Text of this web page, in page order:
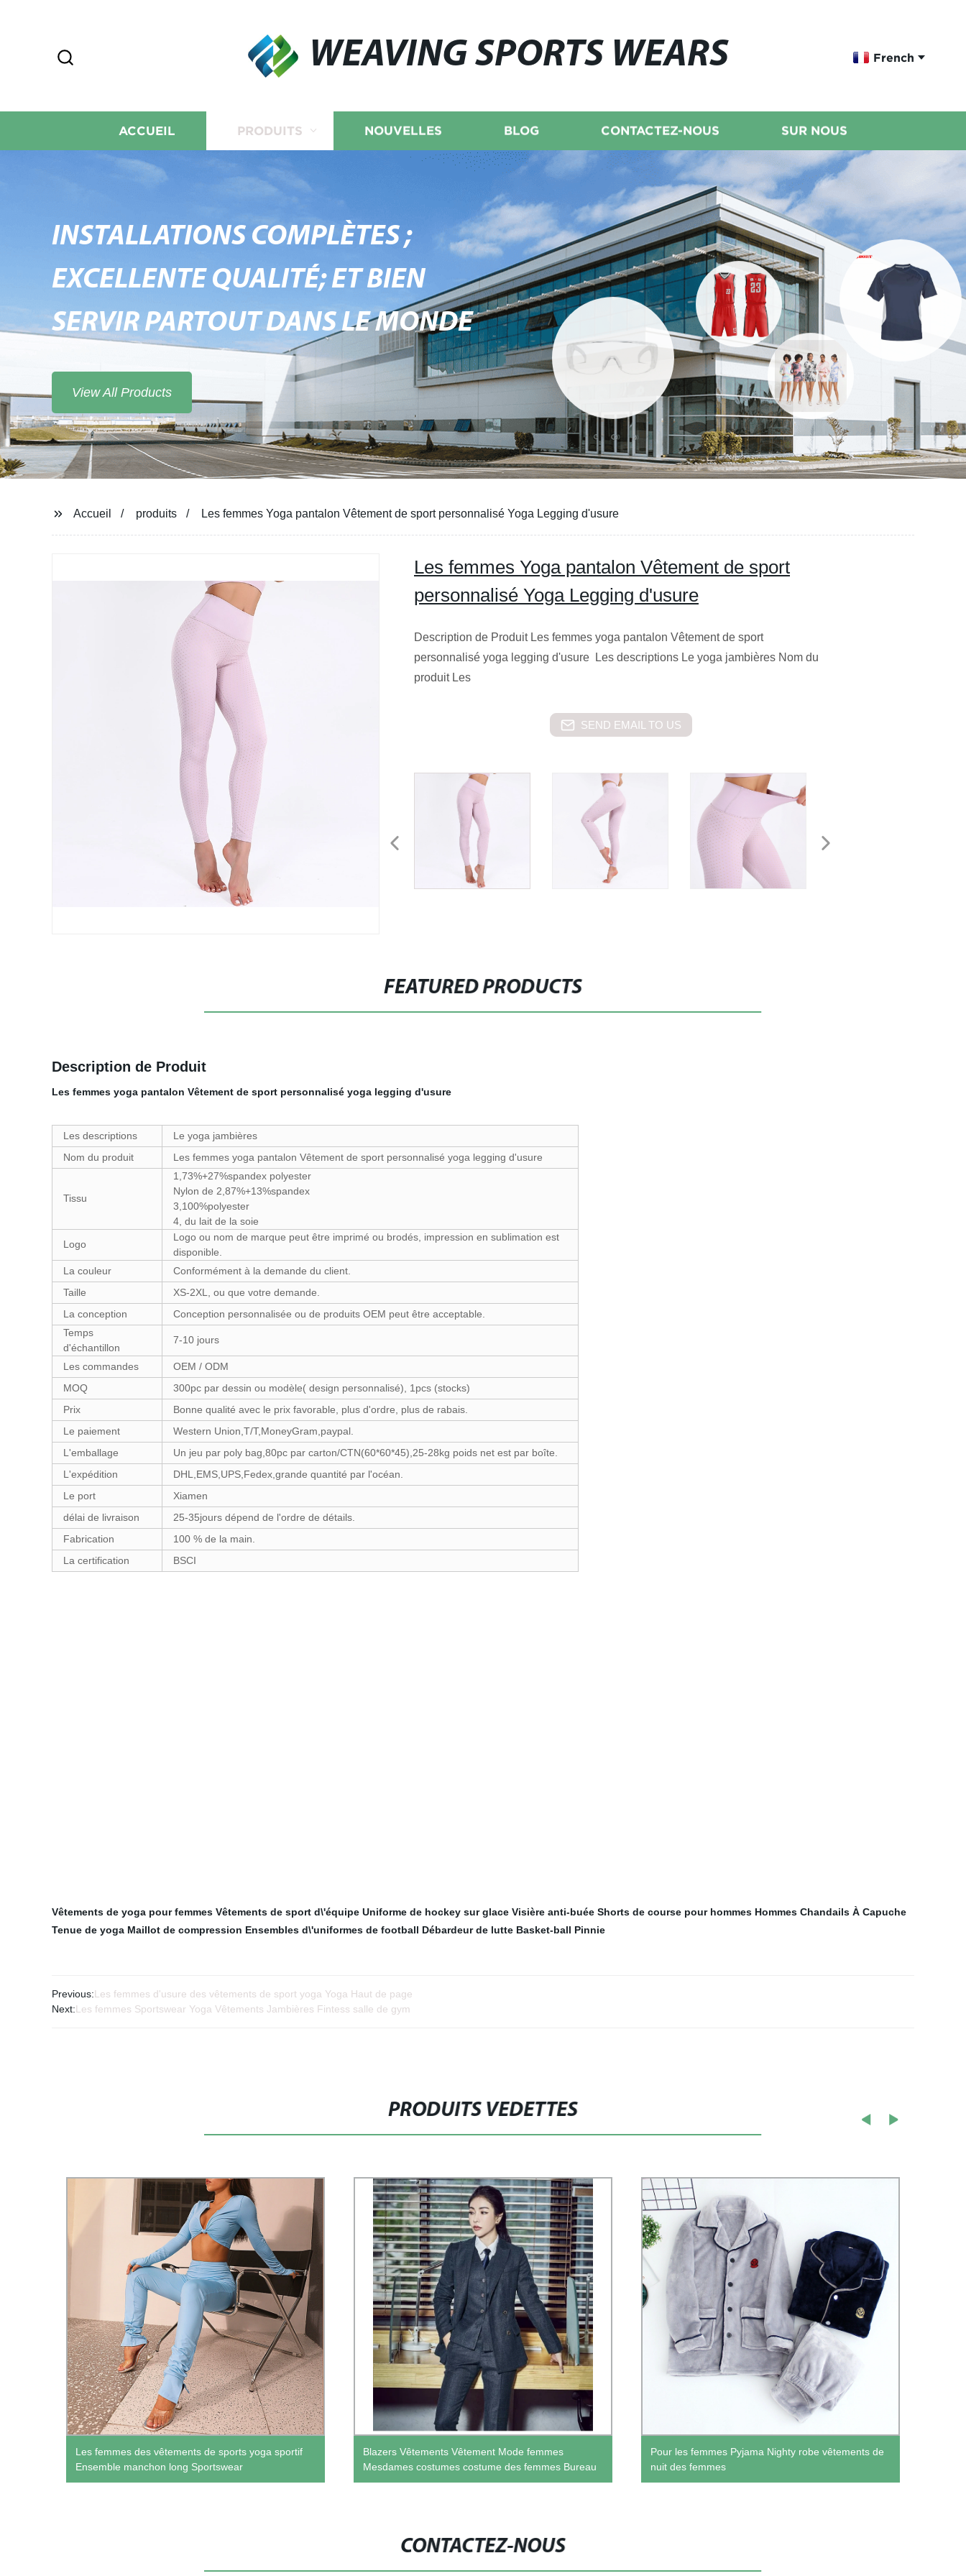
WEAVING SPORTS WEARS French
ACCUEIL PRODUITS NOUVELLES BLOG CONTACTEZ-NOUS SUR NOUS
INSTALLATIONS COMPLÈTES ;
EXCELLENTE QUALITÉ; ET BIEN
SERVIR PARTOUT DANS LE MONDE
View All Products
Accueil produits Les femmes Yoga pantalon Vêtement de sport personnalisé Yoga Legging d'usure
Les femmes Yoga pantalon Vêtement de sport
personnalisé Yoga Legging d'usure
Description de Produit Les femmes yoga pantalon Vêtement de sport
personnalisé yoga legging d'usure Les descriptions Le yoga jambières Nom du
produit Les
SEND EMAIL TO US
FEATURED PRODUCTS
Description de Produit
Les femmes yoga pantalon Vêtement de sport personnalisé yoga legging d'usure
Les descriptions
Le yoga jambières
Nom du produit
Les femmes yoga pantalon Vêtement de sport personnalisé yoga legging d'usure
Tissu
1,73%+27%spandex polyester
Nylon de 2,87%+13%spandex
3,100%polyester
4, du lait de la soie
Logo
Logo ou nom de marque peut être imprimé ou brodés, impression en sublimation est
disponible.
La couleur
Conformément à la demande du client.
Taille
XS-2XL, ou que votre demande.
La conception
Conception personnalisée ou de produits OEM peut être acceptable.
Temps
d'échantillon
7-10 jours
Les commandes
OEM / ODM
MOQ
300pc par dessin ou modèle( design personnalisé), 1pcs (stocks)
Prix
Bonne qualité avec le prix favorable, plus d'ordre, plus de rabais.
Le paiement
Western Union,T/T,MoneyGram,paypal.
L'emballage
Un jeu par poly bag,80pc par carton/CTN(60*60*45),25-28kg poids net est par boîte.
L'expédition
DHL,EMS,UPS,Fedex,grande quantité par l'océan.
Le port
Xiamen
délai de livraison
25-35jours dépend de l'ordre de détails.
Fabrication
100 % de la main.
La certification
BSCI
Vêtements de yoga pour femmes Vêtements de sport d\'équipe Uniforme de hockey sur glace Visière anti-buée Shorts de course pour hommes Hommes Chandails À Capuche
Tenue de yoga Maillot de compression Ensembles d\'uniformes de football Débardeur de lutte Basket-ball Pinnie
Previous:Les femmes d'usure des vêtements de sport yoga Yoga Haut de page
Next:Les femmes Sportswear Yoga Vêtements Jambières Fintess salle de gym
PRODUITS VEDETTES
Les femmes des vêtements de sports yoga sportif
Ensemble manchon long Sportswear
Blazers Vêtements Vêtement Mode femmes
Mesdames costumes costume des femmes Bureau
Pour les femmes Pyjama Nighty robe vêtements de
nuit des femmes
CONTACTEZ-NOUS